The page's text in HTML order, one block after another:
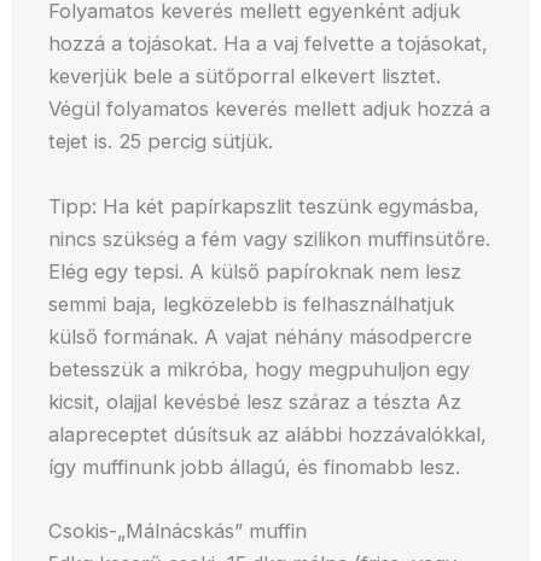
Folyamatos keverés mellett egyenként adjuk
hozzá a tojásokat. Ha a vaj felvette a tojásokat,
keverjük bele a sütőporral elkevert lisztet.
Végül folyamatos keverés mellett adjuk hozzá a
tejet is. 25 percig sütjük.
Tipp: Ha két papírkapszlit teszünk egymásba,
nincs szükség a fém vagy szilikon muffinsütőre.
Elég egy tepsi. A külső papíroknak nem lesz
semmi baja, legközelebb is felhasználhatjuk
külső formának. A vajat néhány másodpercre
betesszük a mikróba, hogy megpuhuljon egy
kicsit, olajjal kevésbé lesz száraz a tészta Az
alapreceptet dúsítsuk az alábbi hozzávalókkal,
így muffinunk jobb állagú, és finomabb lesz.
Csokis-„Málnácskás” muffin